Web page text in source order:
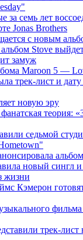
за семь лет
Jonas Brothers
с новым
Stove
замуж
Maroon 5 —
трек-лист и дату
новую эру
теория:
седьмой
новый сингл
жизни
Кэмерон
трек-лист